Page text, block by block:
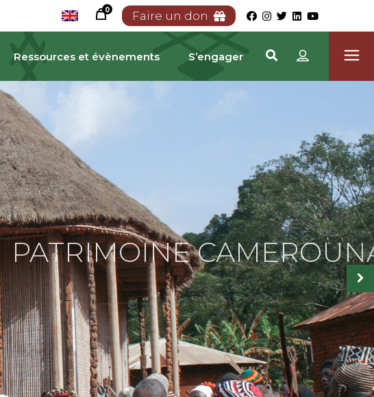
0 Faire un don
Ressources et évènements S’engager
PATRIMOINE